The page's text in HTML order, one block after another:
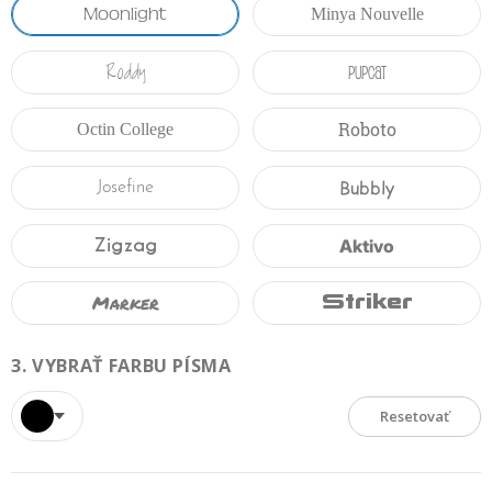
Moonlight Minya Nouvelle
Roddy Pupcat
Octin College Roboto
Josefine Bubbly
Zigzag Aktivo
Marker Striker
3. VYBRAŤ FARBU PÍSMA
Resetovať